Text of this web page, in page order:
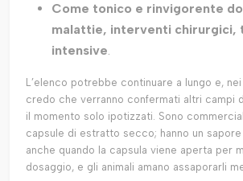
Come tonico e rinvigorente
malattie, interventi chirurgici,
intensive.
L’elenco potrebbe continuare a lungo e,
credo che verranno confermati altri campi
il momento solo ipotizzati. Sono
capsule di estratto secco; hanno un
anche quando la capsula viene aperta per
dosaggio, e gli animali amano assaporarli